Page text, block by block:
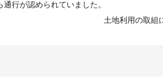
行が認められていました。
土地利用の取組